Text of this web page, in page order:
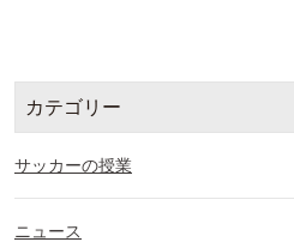
カテゴリー
サッカーの授業
ニュース